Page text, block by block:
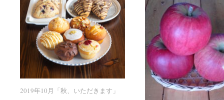
2019年10月「秋、いただきます」
2019年10月「秋、いただきます」